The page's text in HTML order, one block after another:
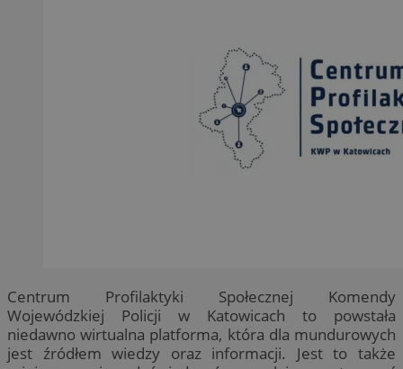
Centrum Profilaktyki Społecznej Komendy
Wojewódzkiej Policji w Katowicach to powstała
niedawno wirtualna platforma, która dla mundurowych
jest źródłem wiedzy oraz informacji. Jest to także